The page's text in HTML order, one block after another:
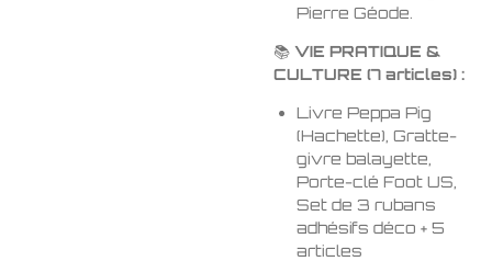
Pierre Géode.
📚 VIE PRATIQUE &
CULTURE (7 articles) :
Livre Peppa Pig
(Hachette), Gratte-
givre balayette,
Porte-clé Foot US,
Set de 3 rubans
adhésifs déco + 5
articles